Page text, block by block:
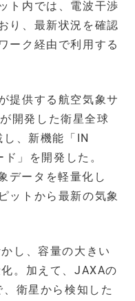
ト内では、電波干渉
り、最新状況を確認
ーク経由で利用する
提供する航空気象サ
開発した衛星全球
、新機能「IN
」を開発した。
データを軽量化し
ットから最新の気象
し、容量の大きい
。加えて、JAXAの
、衛星から検知した